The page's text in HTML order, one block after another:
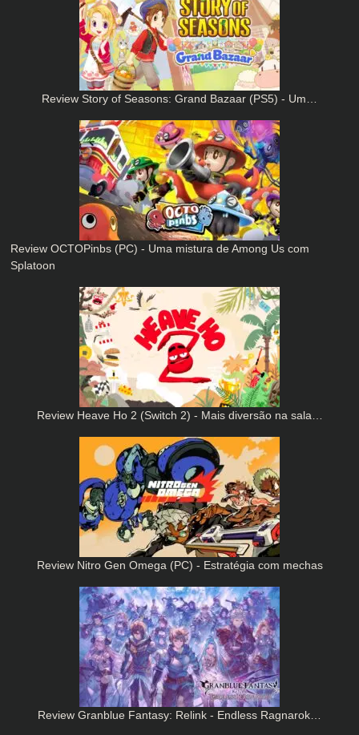
Review Story of Seasons: Grand Bazaar (PS5) - Um…
Review OCTOPinbs (PC) - Uma mistura de Among Us com
Splatoon
Review Heave Ho 2 (Switch 2) - Mais diversão na sala…
Review Nitro Gen Omega (PC) - Estratégia com mechas
Review Granblue Fantasy: Relink - Endless Ragnarok…